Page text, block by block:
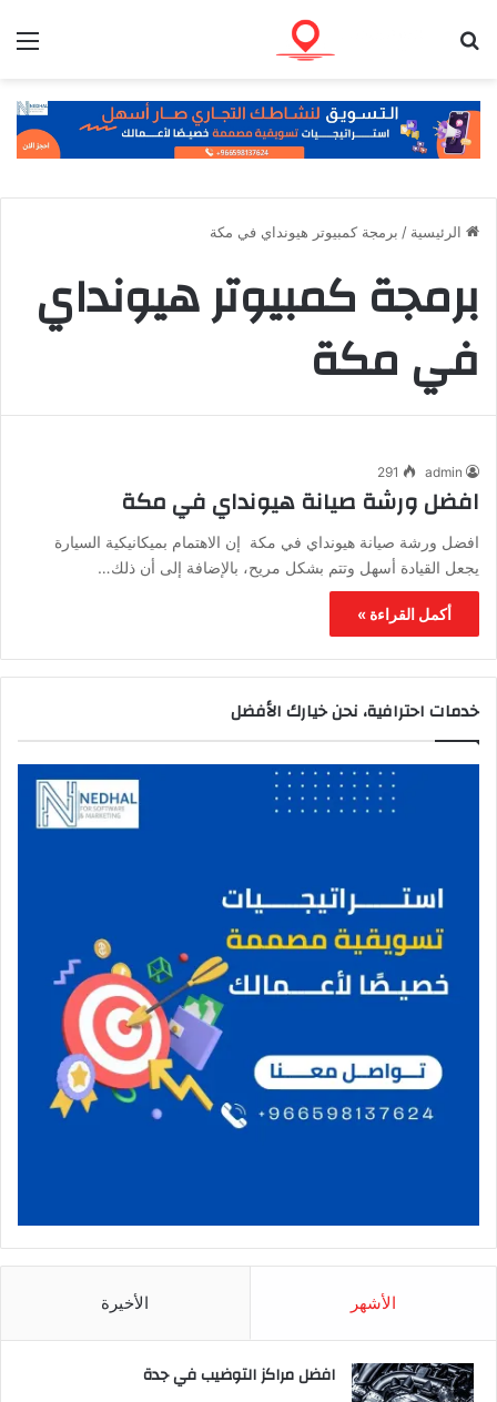
الرئيسية / برمجة كمبيوتر هيونداي في مكة
برمجة كمبيوتر هيونداي
في مكة
admin
291
افضل ورشة صيانة هيونداي في مكة
افضل ورشة صيانة هيونداي في مكة إن الاهتمام بميكانيكية السيارة
يجعل القيادة أسهل وتتم بشكل مريح، بالإضافة إلى أن ذلك…
أكمل القراءة »
خدمات احترافية، نحن خيارك الأفضل
الأشهر الأخيرة
افضل مراكز التوضيب في جدة